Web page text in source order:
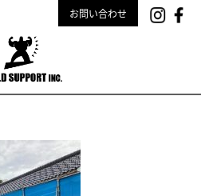
お問い合わせ